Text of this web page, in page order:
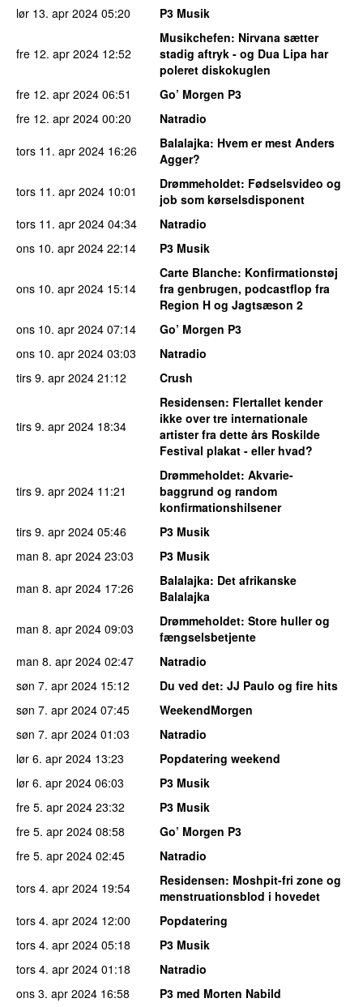
lør 13. apr 2024 05:20 P3 Musik
fre 12. apr 2024 12:52
Musikchefen: Nirvana sætter
stadig aftryk - og Dua Lipa har
poleret diskokuglen
fre 12. apr 2024 06:51
Go’ Morgen P3
fre 12. apr 2024 00:20
Natradio
tors 11. apr 2024 16:26 Balalajka: Hvem er mest Anders
Agger?
tors 11. apr 2024 10:01 Drømmeholdet: Fødselsvideo og
job som kørselsdisponent
tors 11. apr 2024 04:34
Natradio
ons 10. apr 2024 22:14 P3 Musik
ons 10. apr 2024 15:14
Carte Blanche: Konfirmationstøj
fra genbrugen, podcastflop fra
Region H og Jagtsæson 2
ons 10. apr 2024 07:14
Go’ Morgen P3
ons 10. apr 2024 03:03
Natradio
tirs 9. apr 2024 21:12 Crush
tirs 9. apr 2024 18:34
Residensen: Flertallet kender
ikke over tre internationale
artister fra dette års Roskilde
Festival plakat - eller hvad?
tirs 9. apr 2024 11:21
Drømmeholdet: Akvarie-
baggrund og random
konfirmationshilsener
tirs 9. apr 2024 05:46
P3 Musik
man 8. apr 2024 23:03
P3 Musik
man 8. apr 2024 17:26 Balalajka: Det afrikanske
Balalajka
man 8. apr 2024 09:03 Drømmeholdet: Store huller og
fængselsbetjente
man 8. apr 2024 02:47
Natradio
søn 7. apr 2024 15:12 Du ved det: JJ Paulo og fire hits
søn 7. apr 2024 07:45
WeekendMorgen
søn 7. apr 2024 01:03
Natradio
lør 6. apr 2024 13:23
Popdatering weekend
lør 6. apr 2024 06:03
P3 Musik
fre 5. apr 2024 23:32
P3 Musik
fre 5. apr 2024 08:58
Go’ Morgen P3
fre 5. apr 2024 02:45
Natradio
tors 4. apr 2024 19:54 Residensen: Moshpit-fri zone og
menstruationsblod i hovedet
tors 4. apr 2024 12:00
Popdatering
tors 4. apr 2024 05:18
P3 Musik
tors 4. apr 2024 01:18
Natradio
ons 3. apr 2024 16:58 P3 med Morten Nabild